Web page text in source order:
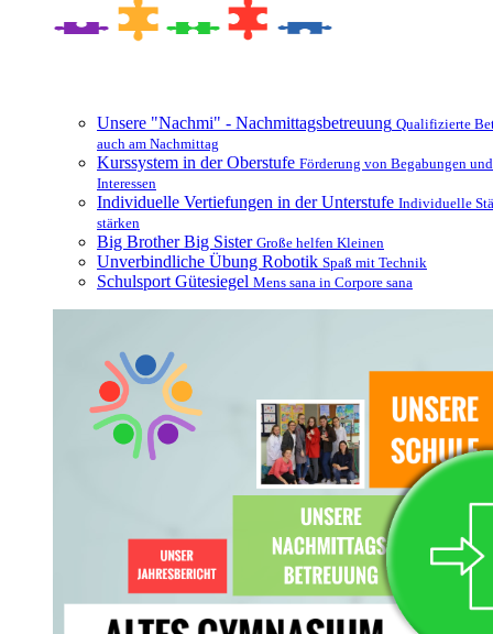
Unsere "Nachmi" - Nachmittagsbetreuung Qualifizierte
auch am Nachmittag
Kurssystem in der Oberstufe Förderung von Begabungen und
Interessen
Individuelle Vertiefungen in der Unterstufe Individuelle
stärken
Big Brother Big Sister Große helfen Kleinen
Unverbindliche Übung Robotik Spaß mit Technik
Schulsport Gütesiegel Mens sana in Corpore sana